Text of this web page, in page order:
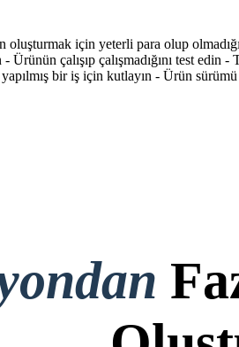
için yeterli para olup
çalışıp çalışmadığını test
bir iş için kutlayın - Ürün